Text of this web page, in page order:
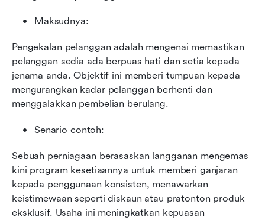
Maksudnya:
Pengekalan pelanggan adalah mengenai memastikan
pelanggan sedia ada berpuas hati dan setia kepada
jenama anda. Objektif ini memberi tumpuan kepada
mengurangkan kadar pelanggan berhenti dan
menggalakkan pembelian berulang.
Senario contoh:
Sebuah perniagaan berasaskan langganan mengemas
kini program kesetiaannya untuk memberi ganjaran
kepada penggunaan konsisten, menawarkan
keistimewaan seperti diskaun atau pratonton produk
eksklusif. Usaha ini meningkatkan kepuasan